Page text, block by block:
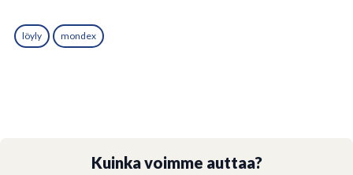
löyly mondex
Kuinka voimme auttaa?